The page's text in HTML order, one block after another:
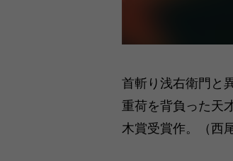
首斬り浅右衛門と
重荷を背負った天
木賞受賞作。（西